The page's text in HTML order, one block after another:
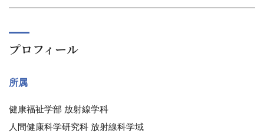
プロフィール
所属
健康福祉学部 放射線学科
人間健康科学研究科 放射線科学域